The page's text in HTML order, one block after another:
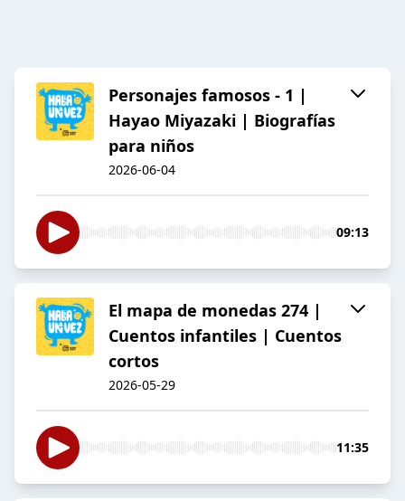
Personajes famosos - 1 |
Hayao Miyazaki | Biografías
para niños
2026-06-04
09:13
El mapa de monedas 274 |
Cuentos infantiles | Cuentos
cortos
2026-05-29
11:35